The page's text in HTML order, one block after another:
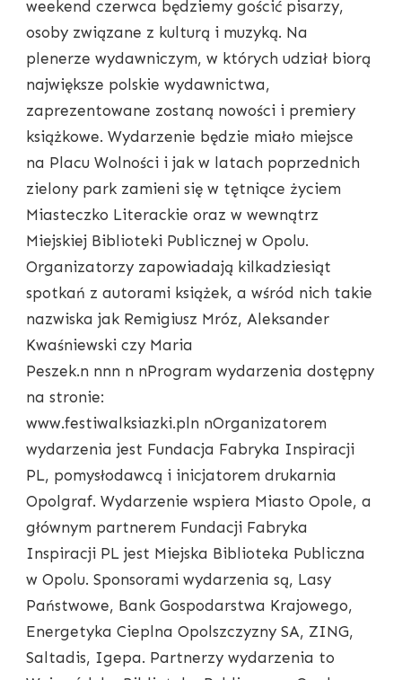
weekend czerwca będziemy gościć pisarzy,
osoby związane z kulturą i muzyką. Na
plenerze wydawniczym, w których udział biorą
największe polskie wydawnictwa,
zaprezentowane zostaną nowości i premiery
książkowe. Wydarzenie będzie miało miejsce
na Placu Wolności i jak w latach poprzednich
zielony park zamieni się w tętniące życiem
Miasteczko Literackie oraz w wewnątrz
Miejskiej Biblioteki Publicznej w Opolu.
Organizatorzy zapowiadają kilkadziesiąt
spotkań z autorami książek, a wśród nich takie
nazwiska jak Remigiusz Mróz, Aleksander
Kwaśniewski czy Maria
Peszek.n nnn n nProgram wydarzenia dostępny
na stronie:
www.festiwalksiazki.pln nOrganizatorem
wydarzenia jest Fundacja Fabryka Inspiracji
PL, pomysłodawcą i inicjatorem drukarnia
Opolgraf. Wydarzenie wspiera Miasto Opole, a
głównym partnerem Fundacji Fabryka
Inspiracji PL jest Miejska Biblioteka Publiczna
w Opolu. Sponsorami wydarzenia są, Lasy
Państwowe, Bank Gospodarstwa Krajowego,
Energetyka Cieplna Opolszczyzny SA, ZING,
Saltadis, Igepa. Partnerzy wydarzenia to